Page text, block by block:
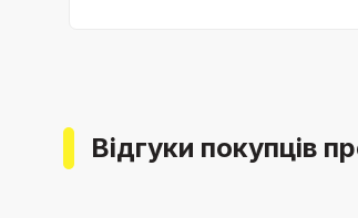
Відгуки покупців